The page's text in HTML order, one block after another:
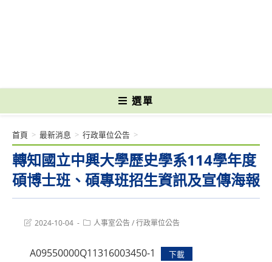
選單
轉知國立中興大學歷史學系114學年度
碩博士班、碩專班招生資訊及宣傳海報
首頁 > 最新消息 > 行政單位公告 >
Post2024-10-04
Post人事室公告/行政單位公告
A09550000Q11316003450-1 下載